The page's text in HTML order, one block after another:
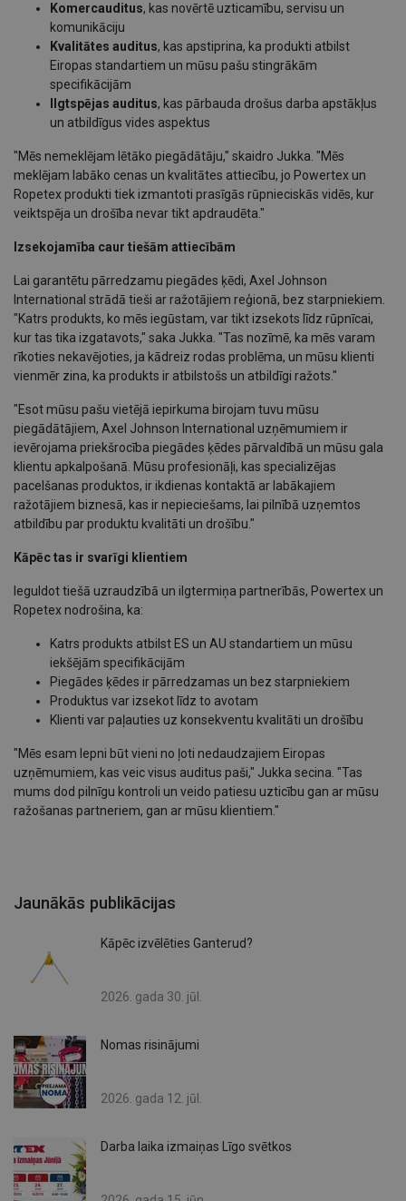
Komercauditus, kas novērtē uzticamību, servisu un
komunikāciju
Kvalitātes auditus, kas apstiprina, ka produkti atbilst
Eiropas standartiem un mūsu pašu stingrākām
specifikācijām
Ilgtspējas auditus, kas pārbauda drošus darba apstākļus
un atbildīgus vides aspektus
"Mēs nemeklējam lētāko piegādātāju," skaidro Jukka. "Mēs
meklējam labāko cenas un kvalitātes attiecību, jo Powertex un
Ropetex produkti tiek izmantoti prasīgās rūpnieciskās vidēs, kur
veiktspēja un drošība nevar tikt apdraudēta."
Izsekojamība caur tiešām attiecībām
Lai garantētu pārredzamu piegādes ķēdi, Axel Johnson
International strādā tieši ar ražotājiem reģionā, bez starpniekiem.
"Katrs produkts, ko mēs iegūstam, var tikt izsekots līdz rūpnīcai,
kur tas tika izgatavots," saka Jukka. "Tas nozīmē, ka mēs varam
rīkoties nekavējoties, ja kādreiz rodas problēma, un mūsu klienti
vienmēr zina, ka produkts ir atbilstošs un atbildīgi ražots."
"Esot mūsu pašu vietējā iepirkuma birojam tuvu mūsu
piegādātājiem, Axel Johnson International uzņēmumiem ir
ievērojama priekšrocība piegādes ķēdes pārvaldībā un mūsu gala
klientu apkalpošanā. Mūsu profesionāļi, kas specializējas
pacelšanas produktos, ir ikdienas kontaktā ar labākajiem
ražotājiem biznesā, kas ir nepieciešams, lai pilnībā uzņemtos
atbildību par produktu kvalitāti un drošību."
Kāpēc tas ir svarīgi klientiem
Ieguldot tiešā uzraudzībā un ilgtermiņa partnerībās, Powertex un
Ropetex nodrošina, ka:
Katrs produkts atbilst ES un AU standartiem un mūsu
iekšējām specifikācijām
Piegādes ķēdes ir pārredzamas un bez starpniekiem
Produktus var izsekot līdz to avotam
Klienti var paļauties uz konsekventu kvalitāti un drošību
"Mēs esam lepni būt vieni no ļoti nedaudzajiem Eiropas
uzņēmumiem, kas veic visus auditus paši," Jukka secina. "Tas
mums dod pilnīgu kontroli un veido patiesu uzticību gan ar mūsu
ražošanas partneriem, gan ar mūsu klientiem."
Jaunākās publikācijas
Kāpēc izvēlēties Ganterud?
2026. gada 30. jūl.
Nomas risinājumi
2026. gada 12. jūl.
Darba laika izmaiņas Līgo svētkos